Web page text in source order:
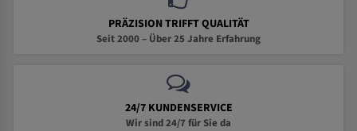
PRÄZISION TRIFFT QUALITÄT
Seit 2000 – Über 25 Jahre Erfahrung
24/7 KUNDENSERVICE
Wir sind 24/7 für Sie da